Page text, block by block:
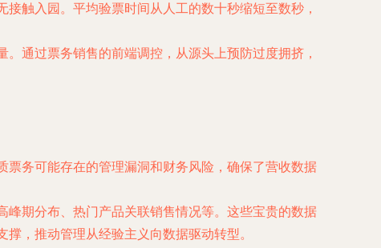
触入园。平均验票时间从人工的数十秒缩短至数秒，
通过票务销售的前端调控，从源头上预防过度拥挤，
票务可能存在的管理漏洞和财务风险，确保了营收数据
峰期分布、热门产品关联销售情况等。这些宝贵的数据
，推动管理从经验主义向数据驱动转型。